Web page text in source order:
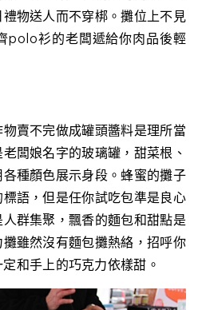
物送人而不穿梆。攤位上不見
polo衫的老闆遞給你肉品後輕
賣不完做成罐頭醬料是理所當
闆娘名字的玻璃罐，甜菜根、
種顏色展示身段。蜂蜜的攤子
語，但是任你試吃包準是良心
群集聚，飄香的麵包和甜點是
雖然沒有麵包攤熱絡，招呼你
和手上的巧克力依樣甜。